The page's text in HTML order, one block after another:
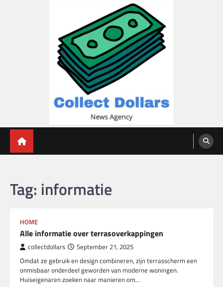
Tag: informatie
HOME
Alle informatie over terrasoverkappingen
collectdollars September 21, 2025
Omdat ze gebruik en design combineren, zijn terrasscherm een
onmisbaar onderdeel geworden van moderne woningen.
Huiseigenaren zoeken naar manieren om…